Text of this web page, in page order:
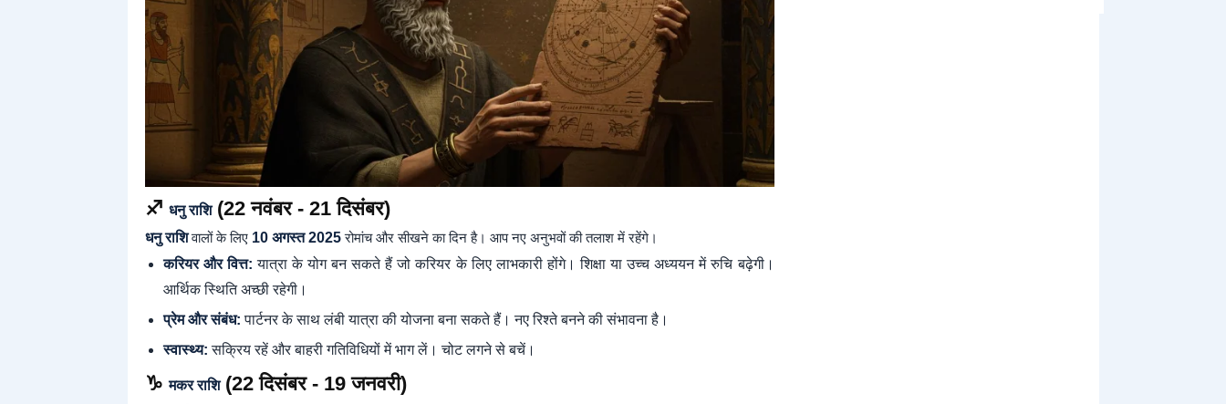
♐ धनु राशि(22 नवंबर - 21 दिसंबर)
धनु राशिवालों के लिए 10 अगस्त 2025रोमांच और सीखने का दिन है। आप नए अनुभवों की तलाश में रहेंगे।
करियर और वित्त: यात्रा के योग बन सकते हैं जो करियर के लिए लाभकारी होंगे। शिक्षा या उच्च अध्ययन में रुचि बढ़ेगी।
आर्थिक स्थिति अच्छी रहेगी।
प्रेम और संबंध: पार्टनर के साथ लंबी यात्रा की योजना बना सकते हैं। नए रिश्ते बनने की संभावना है।
स्वास्थ्य: सक्रिय रहें और बाहरी गतिविधियों में भाग लें। चोट लगने से बचें।
♑मकर राशि(22 दिसंबर - 19 जनवरी)